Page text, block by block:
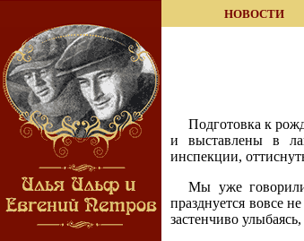
НОВОСТИ
Подготовка к
и выставлены в
инспекции,
Мы уже
празднуется вовсе
застенчиво